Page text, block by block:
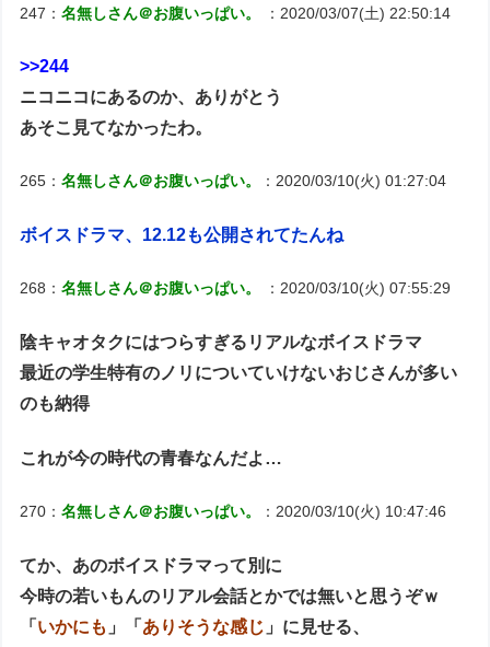
247：名無しさん＠お腹いっぱい。 ：2020/03/07(土) 22:50:14
>>244
ニコニコにあるのか、ありがとう
あそこ見てなかったわ。
265：名無しさん＠お腹いっぱい。 ：2020/03/10(火) 01:27:04
ボイスドラマ、12.12も公開されてたんね
268：名無しさん＠お腹いっぱい。 ：2020/03/10(火) 07:55:29
陰キャオタクにはつらすぎるリアルなボイスドラマ
最近の学生特有のノリについていけないおじさんが多い
のも納得
これが今の時代の青春なんだよ…
270：名無しさん＠お腹いっぱい。 ：2020/03/10(火) 10:47:46
てか、あのボイスドラマって別に
今時の若いもんのリアル会話とかでは無いと思うぞｗ
「 いかにも 」「 ありそうな感じ 」に見せる、